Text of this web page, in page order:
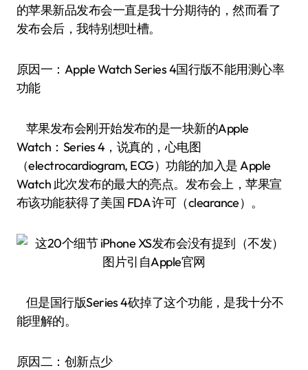
的苹果新品发布会一直是我十分期待的，然而看了
发布会后，我特别想吐槽。
原因一：Apple Watch Series 4国行版不能用测心率
功能
苹果发布会刚开始发布的是一块新的Apple
Watch：Series 4，说真的，心电图
（electrocardiogram, ECG）功能的加入是 Apple
Watch 此次发布的最大的亮点。发布会上，苹果宣
布该功能获得了美国 FDA 许可（clearance）。
图片引自Apple官网
但是国行版Series 4砍掉了这个功能，是我十分不
能理解的。
原因二：创新点少